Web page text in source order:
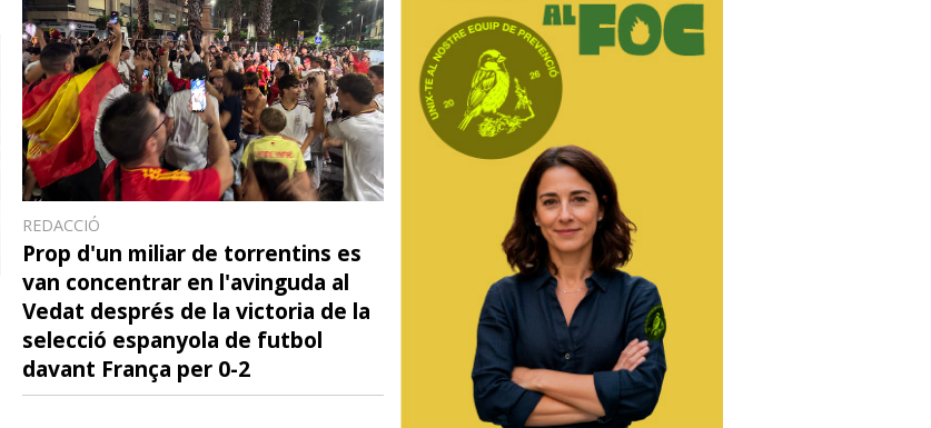
REDACCIÓ
Prop d'un miliar de torrentins es
van concentrar en l'avinguda al
Vedat després de la victoria de la
selecció espanyola de futbol
davant França per 0-2